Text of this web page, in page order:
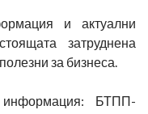
и актуални
затруднена
за бизнеса.
БТПП-